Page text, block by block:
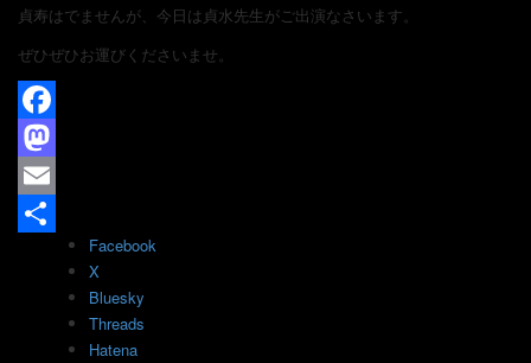
貞寿はでませんが、今日は貞水先生がご出演なさいます。
ぜひぜひお運びくださいませ。
Facebook
Mastodon
Email
Facebook
X
Bluesky
Threads
Hatena